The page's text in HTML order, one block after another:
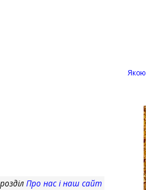
Про нас і наш сайт